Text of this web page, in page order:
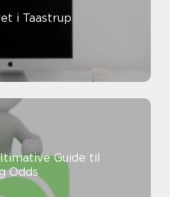
i Taastrup
Guide til
Odds